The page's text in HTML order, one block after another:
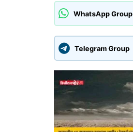
WhatsApp Group
Telegram Group